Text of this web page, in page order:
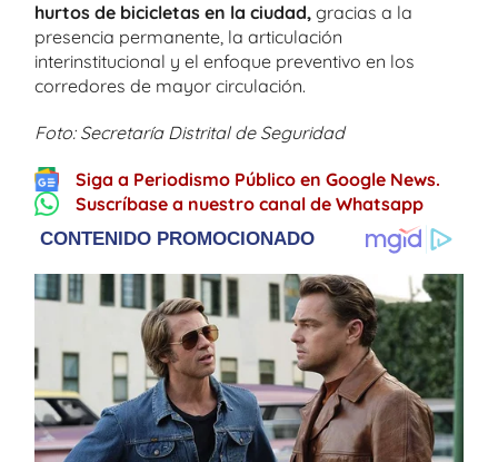
hurtos de bicicletas en la ciudad, gracias a la
presencia permanente, la articulación
interinstitucional y el enfoque preventivo en los
corredores de mayor circulación.
Foto: Secretaría Distrital de Seguridad
Siga a Periodismo Público en Google News.
Suscríbase a nuestro canal de Whatsapp